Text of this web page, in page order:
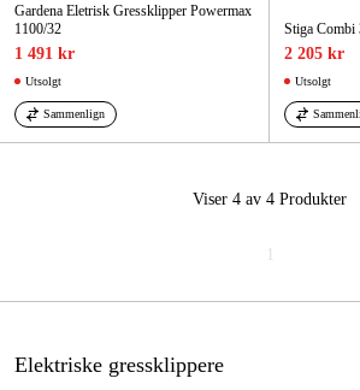
Gardena Eletrisk Gressklipper Powermax
1100/32
1 491 kr
Utsolgt
Sammenlign
Stiga Combi
2 205 kr
Utsolgt
Viser 4 av 4 Produkter
1
Elektriske gressklippere